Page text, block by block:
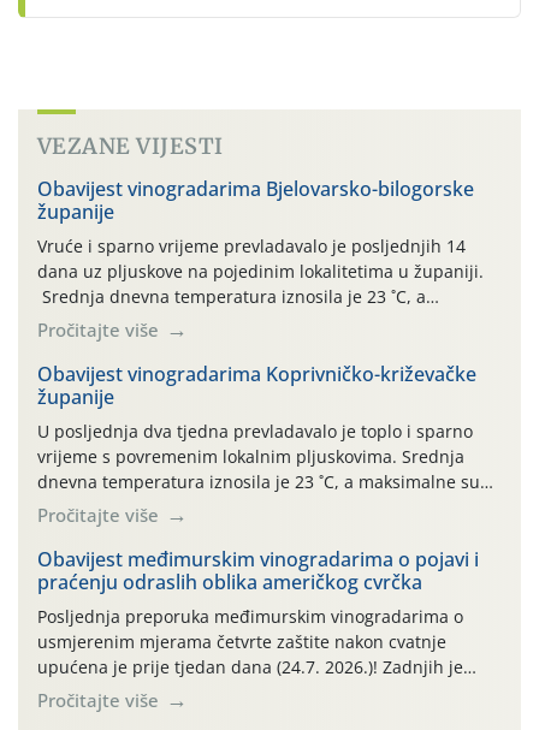
VEZANE VIJESTI
Obavijest vinogradarima Bjelovarsko-bilogorske
županije
Vruće i sparno vrijeme prevladavalo je posljednjih 14
dana uz pljuskove na pojedinim lokalitetima u županiji.
Srednja dnevna temperatura iznosila je 23 ˚C, a
maksimalne su posljednjih dana dosezale do 35 ˚C.
Simptome plamenjače vinove loze (Plasmoparas
viticola) vidljivi su na zapercima i vršnom mladom lišću.
Kako bi i dalje održali zdravu lisnu masu u zaštiti je
moguće […]
Pročitajte više
Obavijest vinogradarima Koprivničko-križevačke
županije
U posljednja dva tjedna prevladavalo je toplo i sparno
vrijeme s povremenim lokalnim pljuskovima. Srednja
dnevna temperatura iznosila je 23 ˚C, a maksimalne su
se posljednjih dana penjale do 35 ˚C. Prognostičari u
narednom razdoblju najavljuju drugi ovogodišnji
„toplinski udar“. Simptome plamenjače vinove loze
(Plasmoparas viticola) uglavnom ne nalazimo u
vinogradima, a simptomi pepelnice vinove […]
Pročitajte više
Obavijest međimurskim vinogradarima o pojavi i
praćenju odraslih oblika američkog cvrčka
Posljednja preporuka međimurskim vinogradarima o
usmjerenim mjerama četvrte zaštite nakon cvatnje
upućena je prije tjedan dana (24.7. 2026.)! Zadnjih je
tjedan dana u Međimurskom vinogorju obilježilo
iznadprosječno vruće razdoblje: svakog su dana najviše
Pročitajte više